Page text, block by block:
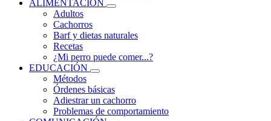
ALIMENTACIÓN
Adultos
Cachorros
Barf y dietas naturales
Recetas
¿Mi perro puede comer...?
EDUCACIÓN
Métodos
Órdenes básicas
Adiestrar un cachorro
Problemas de comportamiento